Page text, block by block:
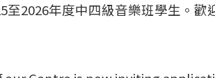
至2026年度中四級音樂班學生。